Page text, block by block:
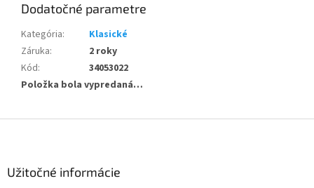
Dodatočné parametre
Kategória:
Klasické
Záruka:
2 roky
Kód:
34053022
Položka bola vypredaná…
Užitočné informácie